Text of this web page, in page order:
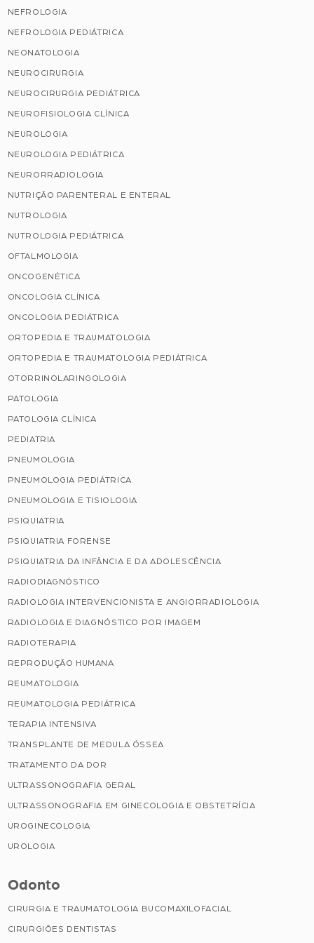
NEFROLOGIA
NEFROLOGIA PEDIÁTRICA
NEONATOLOGIA
NEUROCIRURGIA
NEUROCIRURGIA PEDIÁTRICA
NEUROFISIOLOGIA CLÍNICA
NEUROLOGIA
NEUROLOGIA PEDIÁTRICA
NEURORRADIOLOGIA
NUTRIÇÃO PARENTERAL E ENTERAL
NUTROLOGIA
NUTROLOGIA PEDIÁTRICA
OFTALMOLOGIA
ONCOGENÉTICA
ONCOLOGIA CLÍNICA
ONCOLOGIA PEDIÁTRICA
ORTOPEDIA E TRAUMATOLOGIA
ORTOPEDIA E TRAUMATOLOGIA PEDIÁTRICA
OTORRINOLARINGOLOGIA
PATOLOGIA
PATOLOGIA CLÍNICA
PEDIATRIA
PNEUMOLOGIA
PNEUMOLOGIA PEDIÁTRICA
PNEUMOLOGIA E TISIOLOGIA
PSIQUIATRIA
PSIQUIATRIA FORENSE
PSIQUIATRIA DA INFÂNCIA E DA ADOLESCÊNCIA
RADIODIAGNÓSTICO
RADIOLOGIA INTERVENCIONISTA E ANGIORRADIOLOGIA
RADIOLOGIA E DIAGNÓSTICO POR IMAGEM
RADIOTERAPIA
REPRODUÇÃO HUMANA
REUMATOLOGIA
REUMATOLOGIA PEDIÁTRICA
TERAPIA INTENSIVA
TRANSPLANTE DE MEDULA ÓSSEA
TRATAMENTO DA DOR
ULTRASSONOGRAFIA GERAL
ULTRASSONOGRAFIA EM GINECOLOGIA E OBSTETRÍCIA
UROGINECOLOGIA
UROLOGIA
Odonto
CIRURGIA E TRAUMATOLOGIA BUCOMAXILOFACIAL
CIRURGIÕES DENTISTAS